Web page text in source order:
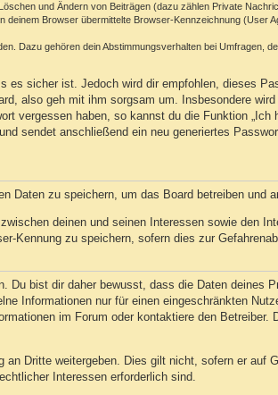
und Ändern von Beiträgen (dazu zählen Private
Browser übermittelte Browser-Kennzeichnung (User
Dazu gehören dein Abstimmungsverhalten bei Umfragen,
es sicher ist. Jedoch wird dir empfohlen, dieses
also geh mit ihm sorgsam um. Insbesondere
vergessen haben, so kannst du die Funktion „Ich
sendet anschließend ein neu generiertes
Daten zu speichern, um das Board betreiben und
deinen und seinen Interessen sowie den
Kennung zu speichern, sofern dies zur
bist dir daher bewusst, dass die Daten deines
Informationen nur für einen eingeschränkten
im Forum oder kontaktiere den
Dritte weitergeben. Dies gilt nicht, sofern er auf
Interessen erforderlich sind.